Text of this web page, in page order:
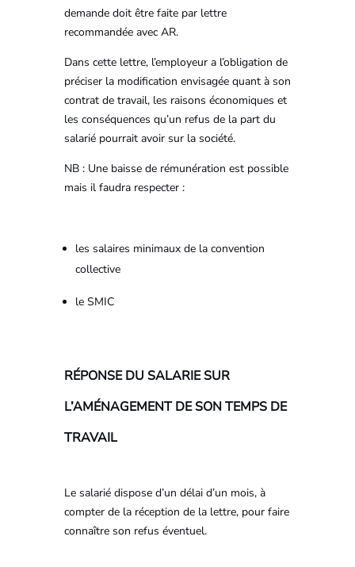
demande doit être faite par lettre
recommandée avec AR.
Dans cette lettre, l’employeur a l’obligation de
préciser la modification envisagée quant à son
contrat de travail, les raisons économiques et
les conséquences qu’un refus de la part du
salarié pourrait avoir sur la société.
NB : Une baisse de rémunération est possible
mais il faudra respecter :
les salaires minimaux de la convention
collective
le SMIC
RÉPONSE DU SALARIE SUR
L’AMÉNAGEMENT DE SON TEMPS DE
TRAVAIL
Le salarié dispose d’un délai d’un mois, à
compter de la réception de la lettre, pour faire
connaître son refus éventuel.